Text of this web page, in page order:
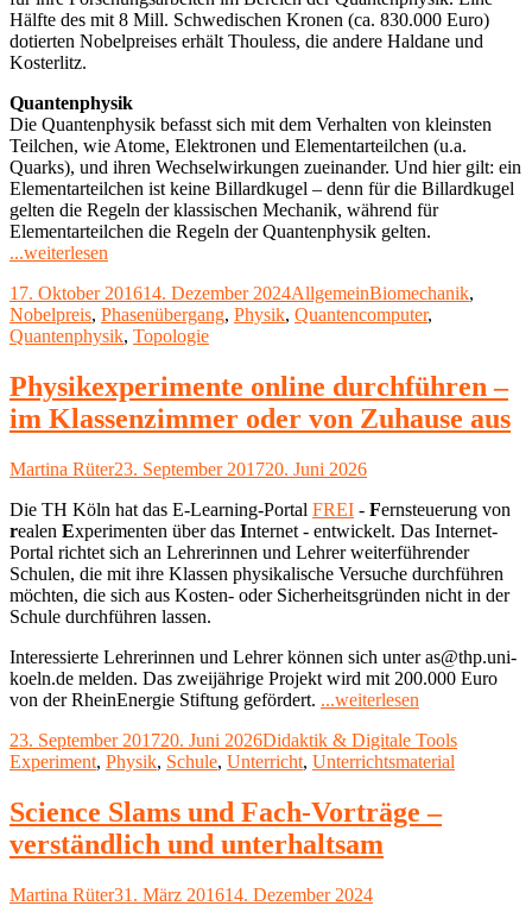
Hälfte des mit 8 Mill. Schwedischen Kronen (ca. 830.000 Euro)
dotierten Nobelpreises erhält Thouless, die andere Haldane und
Kosterlitz.
Quantenphysik
Die Quantenphysik befasst sich mit dem Verhalten von kleinsten
Teilchen, wie Atome, Elektronen und Elementarteilchen (u.a.
Quarks), und ihren Wechselwirkungen zueinander. Und hier gilt: ein
Elementarteilchen ist keine Billardkugel – denn für die Billardkugel
gelten die Regeln der klassischen Mechanik, während für
Elementarteilchen die Regeln der Quantenphysik gelten.
...weiterlesen
Physik
2016
–
Veröffentlicht
am
17. Oktober 201614. Dezember 2024Kategorien
AllgemeinSchlagwörter
Biomechanik,
Nobelpreis, Phasenübergang, Physik, Quantencomputer,
Quantenphysik, Topologie
Physikexperimente online durchführen –
im Klassenzimmer oder von Zuhause aus
Autor
Martina RüterVeröffentlicht
23. September 201720. Juni 2026
Die TH Köln hat das E-Learning-Portal FREI - Fernsteuerung von
realen Experimenten über das Internet - entwickelt. Das Internet-
Portal richtet sich an Lehrerinnen und Lehrer weiterführender
Schulen, die mit ihre Klassen physikalische Versuche durchführen
möchten, die sich aus Kosten- oder Sicherheitsgründen nicht in der
Schule durchführen lassen.
Interessierte Lehrerinnen und Lehrer können sich unter as@thp.uni-
koeln.de melden. Das zweijährige Projekt wird mit 200.000 Euro
von der RheinEnergie Stiftung gefördert. ...weiterlesen
durchführen
–
Klassenzimmer
oder
Veröffentlicht
am
23. September 201720. Juni 2026Kategorien
Didaktik & Digitale Tools
Experiment, Physik, Schule, Unterricht, Unterrichtsmaterial
Science Slams und Fach-Vorträge –
verständlich und unterhaltsam
Autor
Martina RüterVeröffentlicht
31. März 201614. Dezember 2024